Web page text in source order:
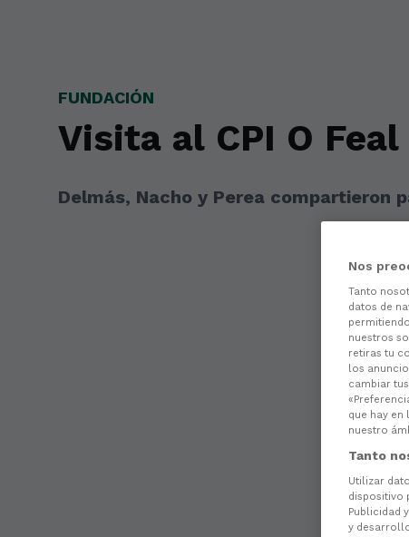
FUNDACIÓN
Visita al CPI O Feal
Delmás, Nacho y Perea compartieron
Nos
Tanto
datos de
nuestros
retiras tu
los
cambiar
que hay
nuestro
Tanto
Utilizar
dispositivo
Publicidad
y